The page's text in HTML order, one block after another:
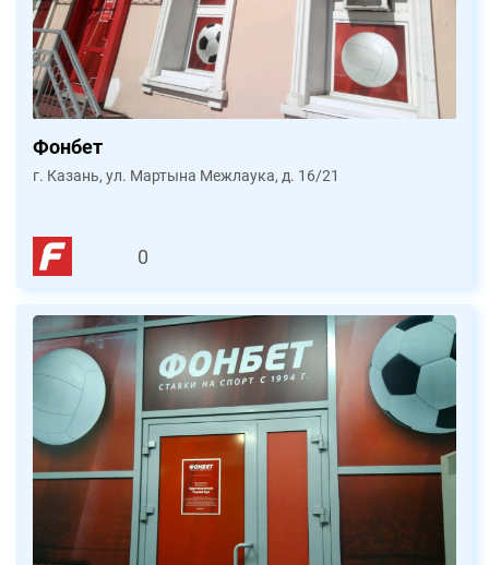
Фонбет
г. Казань, ул. Мартына Межлаука, д. 16/21
0